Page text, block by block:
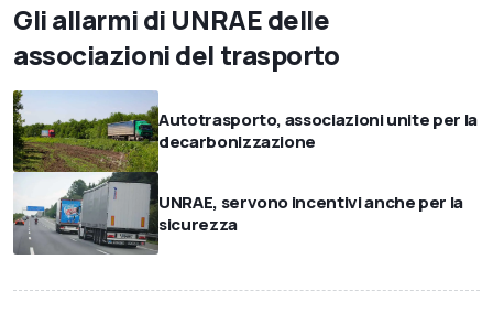
Gli allarmi di UNRAE delle
associazioni del trasporto
Autotrasporto, associazioni unite per la
decarbonizzazione
UNRAE, servono incentivi anche per la
sicurezza